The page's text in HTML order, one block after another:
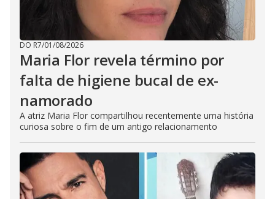
DO R7/01/08/2026
Maria Flor revela término por
falta de higiene bucal de ex-
namorado
A atriz Maria Flor compartilhou recentemente uma história
curiosa sobre o fim de um antigo relacionamento